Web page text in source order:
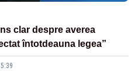
clar despre averea
întotdeauna legea”